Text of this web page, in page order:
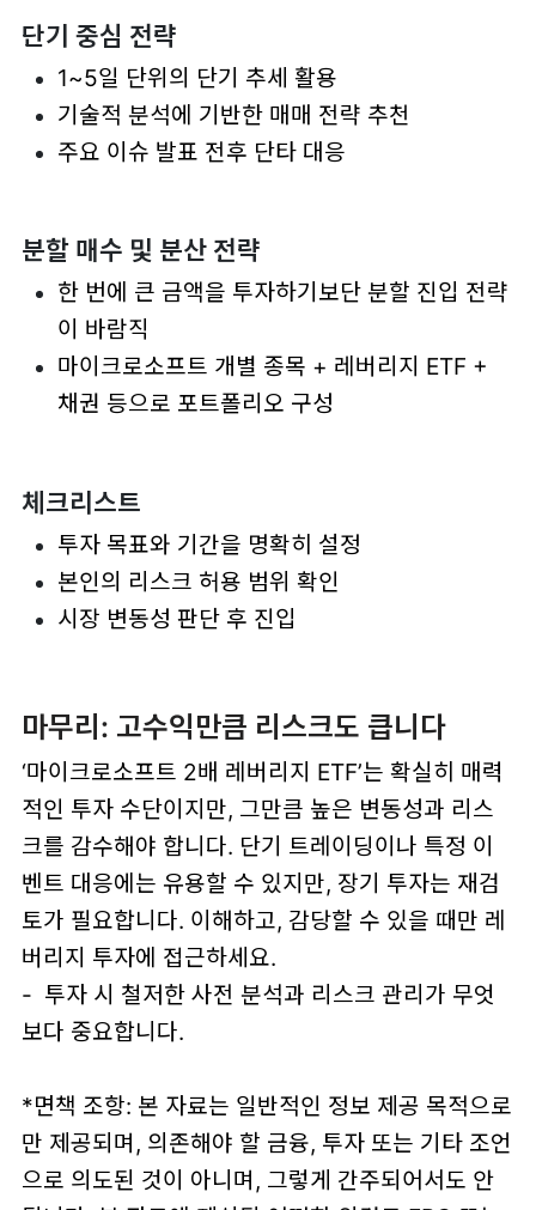
단기 중심 전략
1~5일 단위의 단기 추세 활용
기술적 분석에 기반한 매매 전략 추천
주요 이슈 발표 전후 단타 대응
분할 매수 및 분산 전략
한 번에 큰 금액을 투자하기보단 분할 진입 전략
이 바람직
마이크로소프트 개별 종목 + 레버리지 ETF +
채권 등으로 포트폴리오 구성
체크리스트
투자 목표와 기간을 명확히 설정
본인의 리스크 허용 범위 확인
시장 변동성 판단 후 진입
마무리: 고수익만큼 리스크도 큽니다
‘마이크로소프트 2배 레버리지 ETF’는 확실히 매력
적인 투자 수단이지만, 그만큼 높은 변동성과 리스
크를 감수해야 합니다. 단기 트레이딩이나 특정 이
벤트 대응에는 유용할 수 있지만, 장기 투자는 재검
토가 필요합니다. 이해하고, 감당할 수 있을 때만 레
버리지 투자에 접근하세요.
- 투자 시 철저한 사전 분석과 리스크 관리가 무엇
보다 중요합니다.
*면책 조항: 본 자료는 일반적인 정보 제공 목적으로
만 제공되며, 의존해야 할 금융, 투자 또는 기타 조언
으로 의도된 것이 아니며, 그렇게 간주되어서도 안